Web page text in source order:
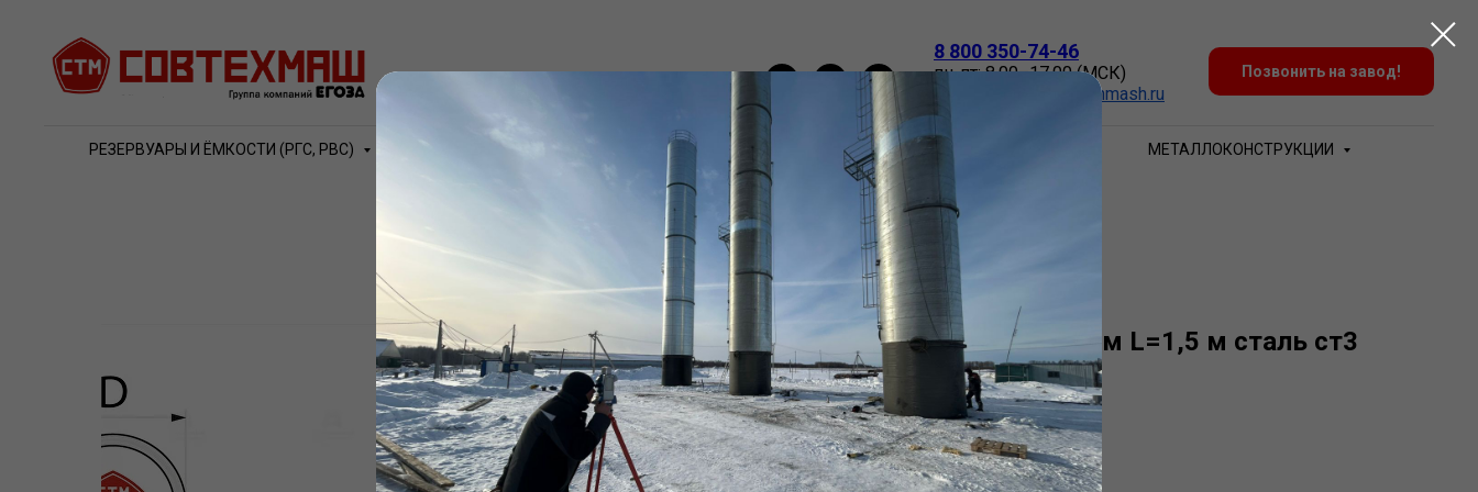
8 800 350-74-46
пн-пт: 8.00–17.00 (МСК)
Zakaz@sovtehmash.ru
Позвонить на завод!
РЕЗЕРВУАРЫ И ЁМКОСТИ (РГС, РВС) ВОДОНАПОРНЫЕ БАШНИ РОЖНОВСКОГО ТРУБЫ
МЕТАЛЛОКОНСТРУКЦИИ
ВАКАНСИИ
КОНТАКТЫ
Труба (обечайка) 720х10 мм L=1,5 м сталь ст3
ТУ
SKU:720х10_ст3
41 316 р.